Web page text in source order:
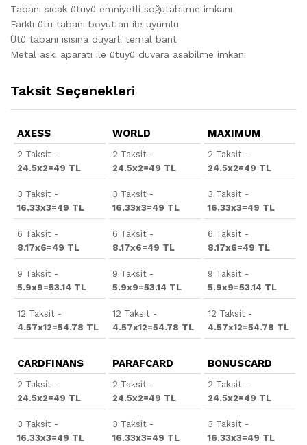
Tabanı sıcak ütüyü emniyetli soğutabilme imkanı
Farklı ütü tabanı boyutları ile uyumlu
Ütü tabanı ısısına duyarlı temal bant
Metal askı aparatı ile ütüyü duvara asabilme imkanı
Taksit Seçenekleri
AXESS
2 Taksit -
24.5x2=49 TL
3 Taksit -
16.33x3=49 TL
6 Taksit -
8.17x6=49 TL
9 Taksit -
5.9x9=53.14 TL
12 Taksit -
4.57x12=54.78 TL
WORLD
2 Taksit -
24.5x2=49 TL
3 Taksit -
16.33x3=49 TL
6 Taksit -
8.17x6=49 TL
9 Taksit -
5.9x9=53.14 TL
12 Taksit -
4.57x12=54.78 TL
MAXIMUM
2 Taksit -
24.5x2=49 TL
3 Taksit -
16.33x3=49 TL
6 Taksit -
8.17x6=49 TL
9 Taksit -
5.9x9=53.14 TL
12 Taksit -
4.57x12=54.78 TL
CARDFINANS
2 Taksit -
24.5x2=49 TL
3 Taksit -
16.33x3=49 TL
PARAFCARD
2 Taksit -
24.5x2=49 TL
3 Taksit -
16.33x3=49 TL
BONUSCARD
2 Taksit -
24.5x2=49 TL
3 Taksit -
16.33x3=49 TL